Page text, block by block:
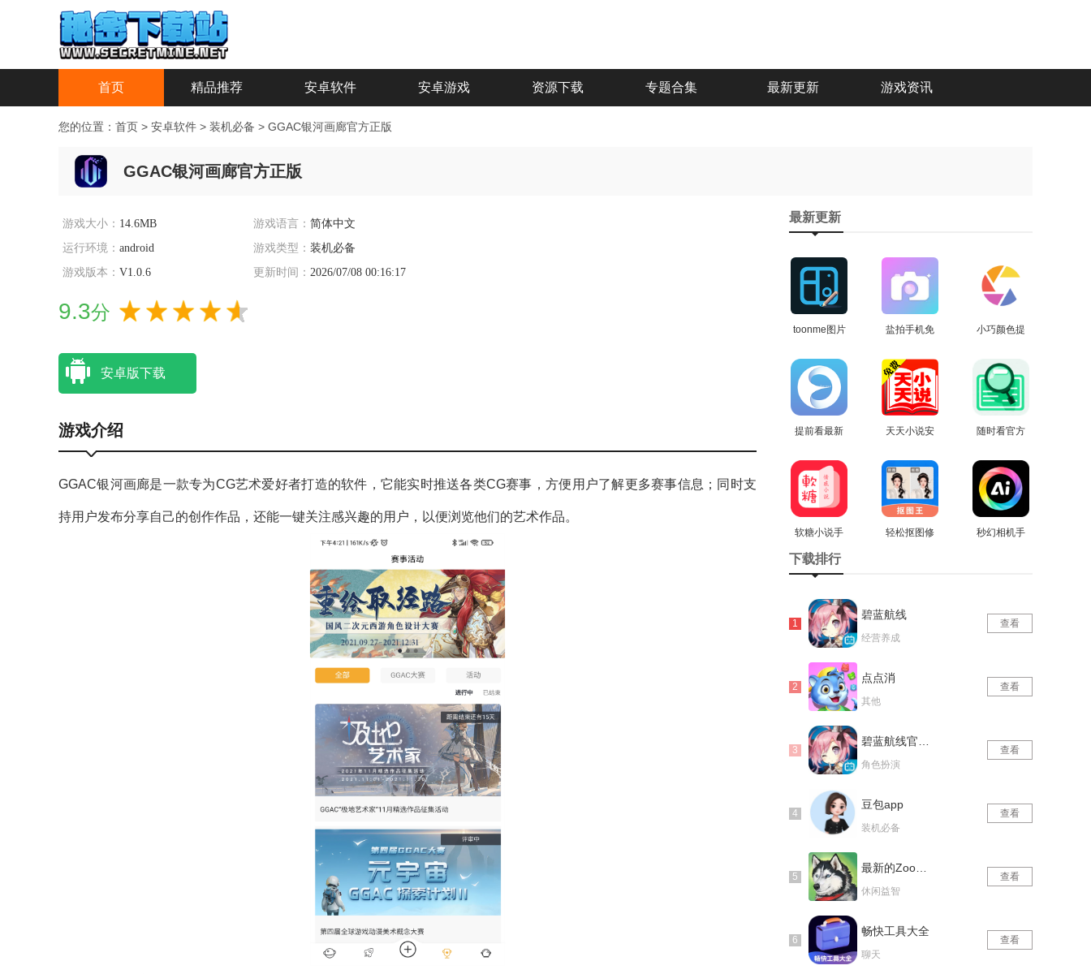
首页 精品推荐 安卓软件 安卓游戏 资源下载 专题合集 最新更新 游戏资讯
您的位置： 首页 > 安卓软件 > 装机必备 > GGAC银河画廊官方正版
GGAC银河画廊官方正版
游戏大小： 14.6MB 游戏语言： 简体中文
运行环境： android 游戏类型： 装机必备
游戏版本： V1.0.6 更新时间： 2026/07/08 00:16:17
9.3分
安卓版下载
游戏介绍
GGAC银河画廊是一款专为CG艺术爱好者打造的软件，它能实时推送各类CG赛事，方便用户了解更多赛事信息；同时支
持用户发布分享自己的创作作品，还能一键关注感兴趣的用户，以便浏览他们的艺术作品。
最新更新
toonme图片
版
盐拍手机免
小巧颜色提
版
提前看最新
天天小说安
随时看官方
软糖小说手
机最新版
查看
轻松抠图修
秒幻相机手
下载排行
碧蓝航线
经营养成
查看
点点消
其他
查看
角色扮演
查看
豆包app
装机必备
查看
休闲益智
查看
畅快工具大全
聊天
查看